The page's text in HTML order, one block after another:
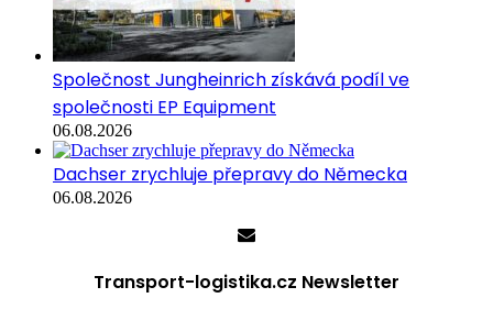
Společnost Jungheinrich získává podíl ve
společnosti EP Equipment
06.08.2026
Dachser zrychluje přepravy do Německa
06.08.2026
Transport-logistika.cz Newsletter